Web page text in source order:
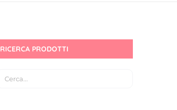
RICERCA PRODOTTI